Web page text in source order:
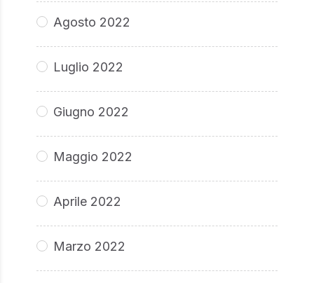
Agosto 2022
Luglio 2022
Giugno 2022
Maggio 2022
Aprile 2022
Marzo 2022